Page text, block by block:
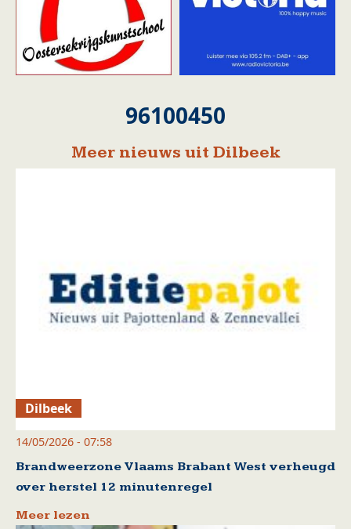
96100450
Meer nieuws uit Dilbeek
Dilbeek
14/05/2026 - 07:58
Brandweerzone Vlaams Brabant West verheugd
over herstel 12 minutenregel
Meer lezen